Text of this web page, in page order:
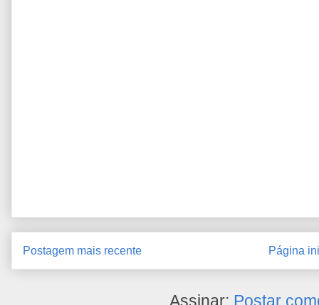
Postagem mais recente Página
Assinar: Postar